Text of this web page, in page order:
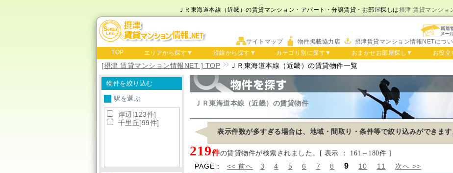
ＪＲ東海道本線（近畿）の賃貸マンション・アパート・分譲賃貸・お部屋探しは摂津 賃貸マンショ
サイトマップ 物件掲載協力店 摂津賃貸マンション情報NETにつ
TOP
エリアから探す▼ 沿線から探す▼ カテゴリ別に探す▼ おまかせお部屋探し▼ お役
[摂津 賃貸マンション情報NET ] TOP ＪＲ東海道本線（近畿）の賃貸物件一覧
物件を絞り込む
駅を選ぶ
岸辺[123件]
千里丘[99件]
ＪＲ東海道本線（近畿）の賃貸物件
表示件数が多すぎる場合は、地域・間取り・条件等で絞り込みができます
219件の賃貸物件が検索されました。[ 表示 ： 161～180件 ]
PAGE : << 前へ 3 4 5 6 7 8 9 10 11 次へ >>